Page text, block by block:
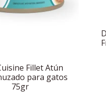
Fillet Atún
para gatos
75gr